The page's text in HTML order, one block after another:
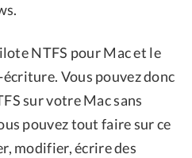
NTFS pour Mac et le
Vous pouvez donc
sur votre Mac sans
pouvez tout faire sur ce
modifier, écrire des